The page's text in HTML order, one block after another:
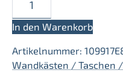
Anne
QCPR
Airway
Menge
In den Warenkorb
Artikelnummer:
Wandkästen / Taschen /